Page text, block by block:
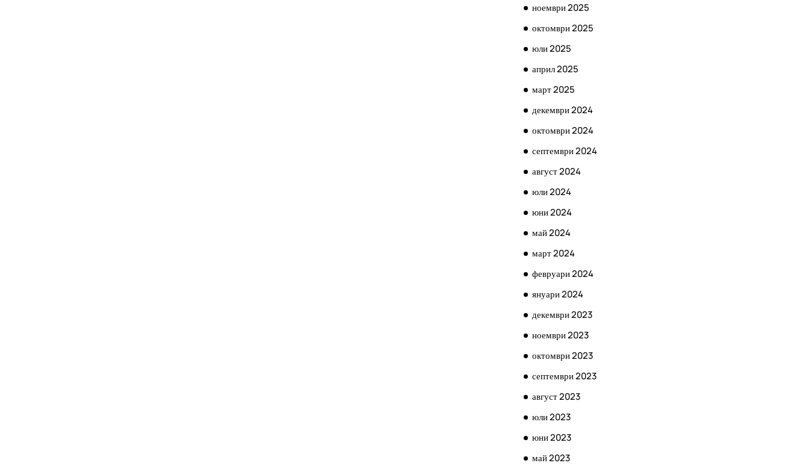
ноември 2025
октомври 2025
юли 2025
април 2025
март 2025
декември 2024
октомври 2024
септември 2024
август 2024
юли 2024
юни 2024
май 2024
март 2024
февруари 2024
януари 2024
декември 2023
ноември 2023
октомври 2023
септември 2023
август 2023
юли 2023
юни 2023
май 2023